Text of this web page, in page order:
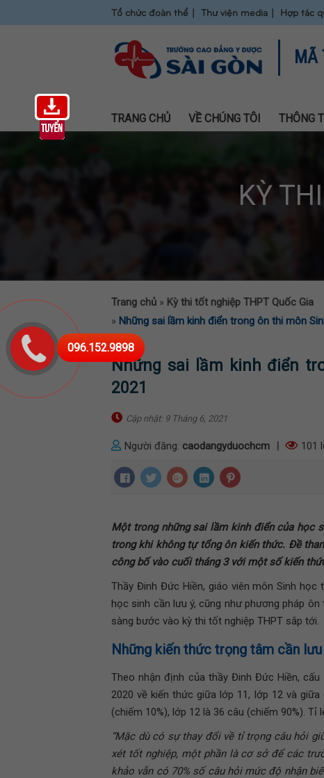
Tổ chức đoàn thể Thư viện media Hợp tác
MÃ
TRANG CHỦ VỀ CHÚNG TÔI THÔNG
096.152.9898
KỲ
Trang chủ » Kỳ thi tốt nghiệp THPT Quốc Gia
» Những sai lầm kinh điển trong ôn thi môn
Những sai lầm kinh điển
2021
Cập nhật: 9 Tháng 6, 2021
Người đăng: caodangyduochcm 101
Một trong những sai lầm kinh điển của học
trong khi không tự tổng ôn kiến thức. Đề
công bố vào cuối tháng 3 với một số kiến
Thầy Đinh Đức Hiền, giáo viên môn Sinh học
học sinh cần lưu ý, cũng như phương pháp
sàng bước vào kỳ thi tốt nghiệp THPT sắp tới.
Những kiến thức trọng tâm cần lưu
Theo nhận định của thầy Đinh Đức Hiền,
2020 về kiến thức giữa lớp 11, lớp 12 và
(chiếm 10%), lớp 12 là 36 câu (chiếm 90%).
“Mặc dù có sự thay đổi về tỉ trọng câu hỏi
xét tốt nghiệp, một phần là cơ sở để các
khảo vẫn có 70% số câu hỏi mức độ nhận